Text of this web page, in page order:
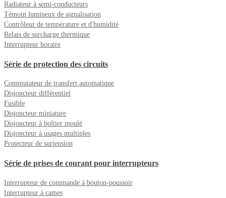
Radiateur à semi-conducteurs
Témoin lumineux de signalisation
Contrôleur de température et d'humidité
Relais de surcharge thermique
Interrupteur horaire
Série de protection des circuits
Commutateur de transfert automatique
Disjoncteur différentiel
Fusible
Disjoncteur miniature
Disjoncteur à boîtier moulé
Disjoncteur à usages multiples
Protecteur de surtension
Série de prises de courant pour interrupteurs
Interrupteur de commande à bouton-poussoir
Interrupteur à cames